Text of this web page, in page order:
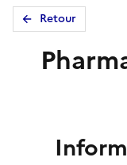
Retour